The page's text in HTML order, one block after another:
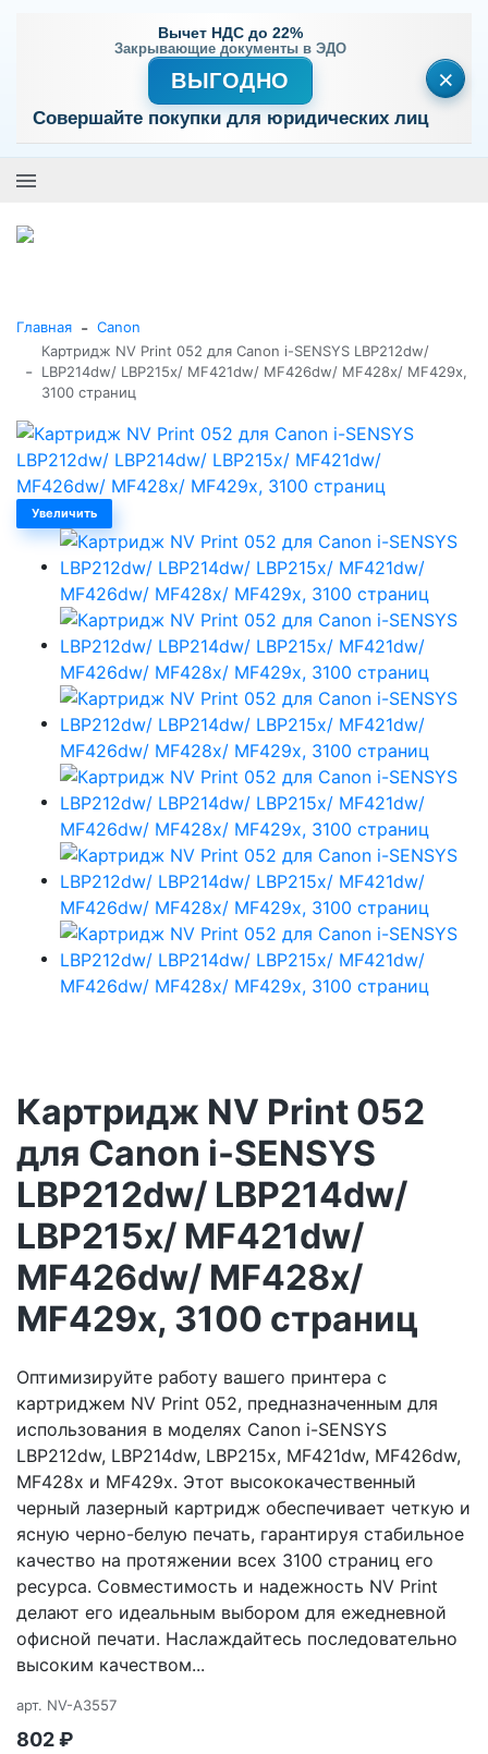
Вычет НДС до 22%
Закрывающие документы в ЭДО
ВЫГОДНО
Совершайте покупки для юридических лиц
×
Главная - Canon
-
Картридж NV Print 052 для Canon i-SENSYS LBP212dw/
LBP214dw/ LBP215x/ MF421dw/ MF426dw/ MF428x/ MF429x,
3100 страниц
Увеличить
Картридж NV Print 052
для Canon i-SENSYS
LBP212dw/ LBP214dw/
LBP215x/ MF421dw/
MF426dw/ MF428x/
MF429x, 3100 страниц
Оптимизируйте работу вашего принтера с
картриджем NV Print 052, предназначенным для
использования в моделях Canon i-SENSYS
LBP212dw, LBP214dw, LBP215x, MF421dw, MF426dw,
MF428x и MF429x. Этот высококачественный
черный лазерный картридж обеспечивает четкую и
ясную черно-белую печать, гарантируя стабильное
качество на протяжении всех 3100 страниц его
ресурса. Совместимость и надежность NV Print
делают его идеальным выбором для ежедневной
офисной печати. Наслаждайтесь последовательно
высоким качеством...
арт. NV-A3557
802₽